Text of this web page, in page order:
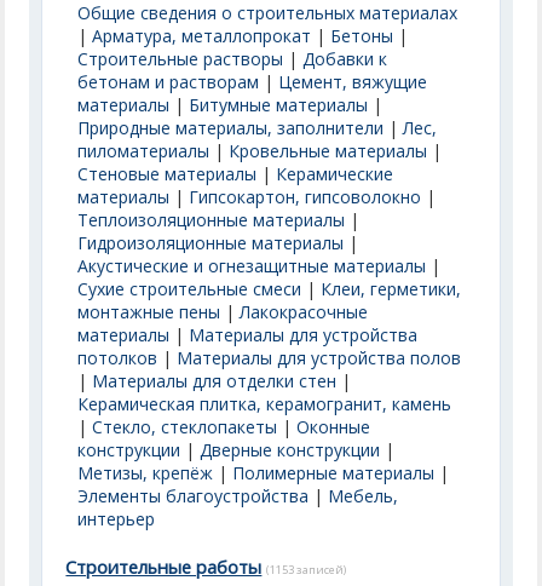
Общие сведения о строительных материалах
|Арматура, металлопрокат | Бетоны |
Строительные растворы |Добавки к
бетонам и растворам | Цемент, вяжущие
материалы | Битумные материалы |
Природные материалы, заполнители |Лес,
пиломатериалы | Кровельные материалы |
Стеновые материалы | Керамические
материалы | Гипсокартон, гипсоволокно |
Теплоизоляционные материалы |
Гидроизоляционные материалы |
Акустические и огнезащитные материалы |
Сухие строительные смеси | Клеи, герметики,
монтажные пены |Лакокрасочные
материалы | Материалы для устройства
потолков | Материалы для устройства полов
| Материалы для отделки стен |
Керамическая плитка, керамогранит, камень
|Стекло, стеклопакеты |Оконные
конструкции |Дверные конструкции |
Метизы, крепёж | Полимерные материалы |
Элементы благоустройства | Мебель,
интерьер
Строительные работы (1153 записей)